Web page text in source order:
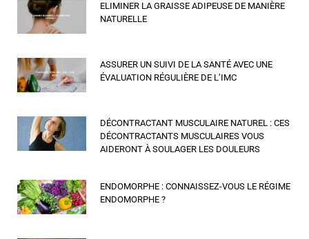
ELIMINER LA GRAISSE ADIPEUSE DE MANIÈRE
NATURELLE
ASSURER UN SUIVI DE LA SANTÉ AVEC UNE
ÉVALUATION RÉGULIÈRE DE L’IMC
DÉCONTRACTANT MUSCULAIRE NATUREL : CES
DÉCONTRACTANTS MUSCULAIRES VOUS
AIDERONT À SOULAGER LES DOULEURS
ENDOMORPHE : CONNAISSEZ-VOUS LE RÉGIME
ENDOMORPHE ?